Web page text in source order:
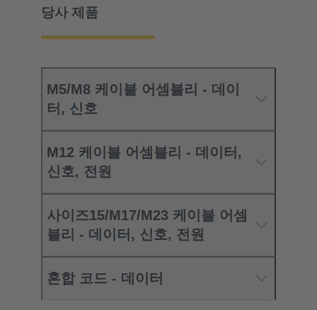
당사 제품
M5/M8 케이블 어셈블리 - 데이
터, 신호
M12 케이블 어셈블리 - 데이터,
신호, 전원
사이즈15/M17/M23 케이블 어셈
블리 - 데이터, 신호, 전원
혼합 코드 - 데이터